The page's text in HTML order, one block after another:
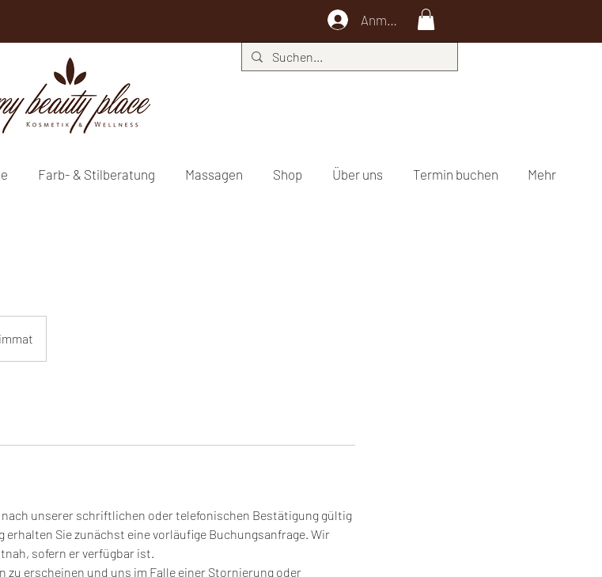
Anmelden
Farb- & Stilberatung Massagen Shop Über uns Termin buchen Mehr
unserer schriftlichen oder telefonischen Bestätigung gültig
Sie zunächst eine vorläufige Buchungsanfrage. Wir
sofern er verfügbar ist.
zu erscheinen und uns im Falle einer Stornierung oder